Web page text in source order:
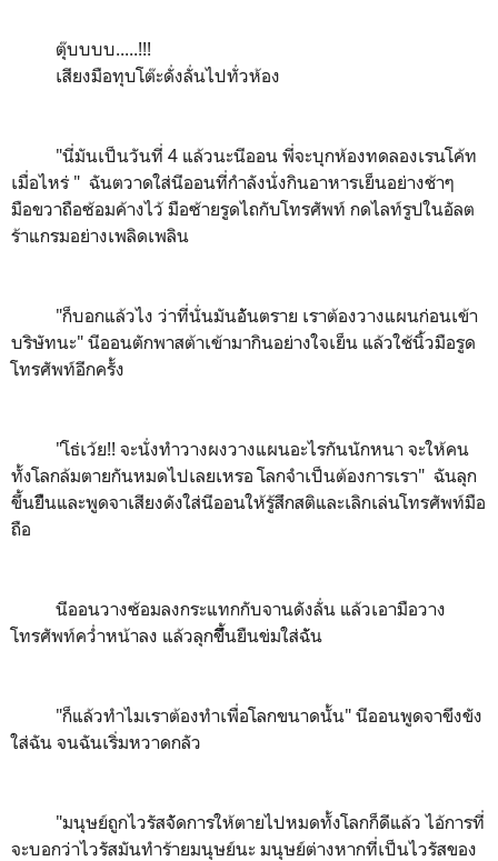
ตุ๊บบบบ.....!!!
เสียงมือทุบโต๊ะดั่งลั่นไปทั่วห้อง
"นี่มันเป็นวันที่ 4 แล้วนะนีออน พี่จะบุกห้องทดลองเรนโค้ท
เมื่อไหร่ " ฉันตวาดใส่นีออนที่กำลังนั่งกินอาหารเย็นอย่างช้าๆ
มือขวาถือซ้อมค้างไว้ มือซ้ายรูดไถกับโทรศัพท์ กดไลท์รูปในอัลต
ร้าแกรมอย่างเพลิดเพลิน
"ก็บอกแล้วไง ว่าที่นั่นมันอัันตราย เราต้องวางแผนก่อนเข้า
บริษัทนะ" นีออนตักพาสต้าเข้ามากินอย่างใจเย็น แล้วใช้นิ้วมือรูด
โทรศัพท์อีกครั้ง
"โธ่เว้ย!! จะนั่งทำวางผงวางแผนอะไรกันนักหนา จะให้คน
ทั้งโลกล้มตายกันหมดไปเลยเหรอ โลกจำเป็นต้องการเรา" ฉันลุก
ขึ้นยืืนและพูดจาเสียงดังใส่นีออนให้รู้สึกสติและเลิกเล่นโทรศัพท์มือ
ถือ
นีออนวางซ้อมลงกระแทกกับจานดังลั่น แล้วเอามือวาง
โทรศัพท์คว่ำหน้าลง แล้วลุกขึึึ้นยืนข่มใส่ฉััน
"ก็แล้วทำไมเราต้องทำเพื่อโลกขนาดนั้น" นีออนพูดจาขึงขัง
ใส่ฉัน จนฉันเริ่มหวาดกลัว
"มนุษย์ถูกไวรัสจััดการให้ตายไปหมดทั้งโลกก็ดีแล้ว ไอ้การที่
จะบอกว่าไวรัสมันทำร้ายมนุษย์นะ มนุษย์ต่างหากที่เป็นไวรัสของ